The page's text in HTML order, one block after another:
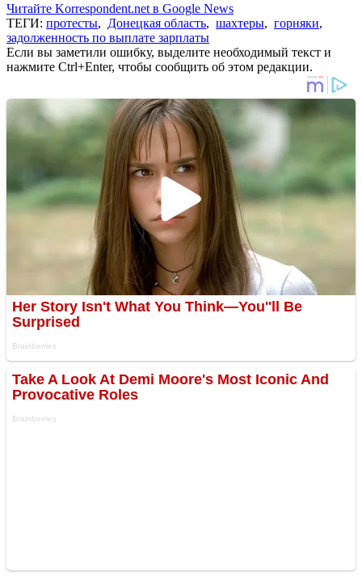
Читайте Korrespondent.net в Google News
ТЕГИ: протесты, Донецкая область, шахтеры, горняки,
задолженность по выплате зарплаты
Если вы заметили ошибку, выделите необходимый текст и
нажмите Ctrl+Enter, чтобы сообщить об этом редакции.